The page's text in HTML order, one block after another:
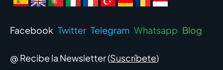
Facebook Twitter Telegram Whatsapp Blog
@ Recibe la Newsletter (Suscríbete)